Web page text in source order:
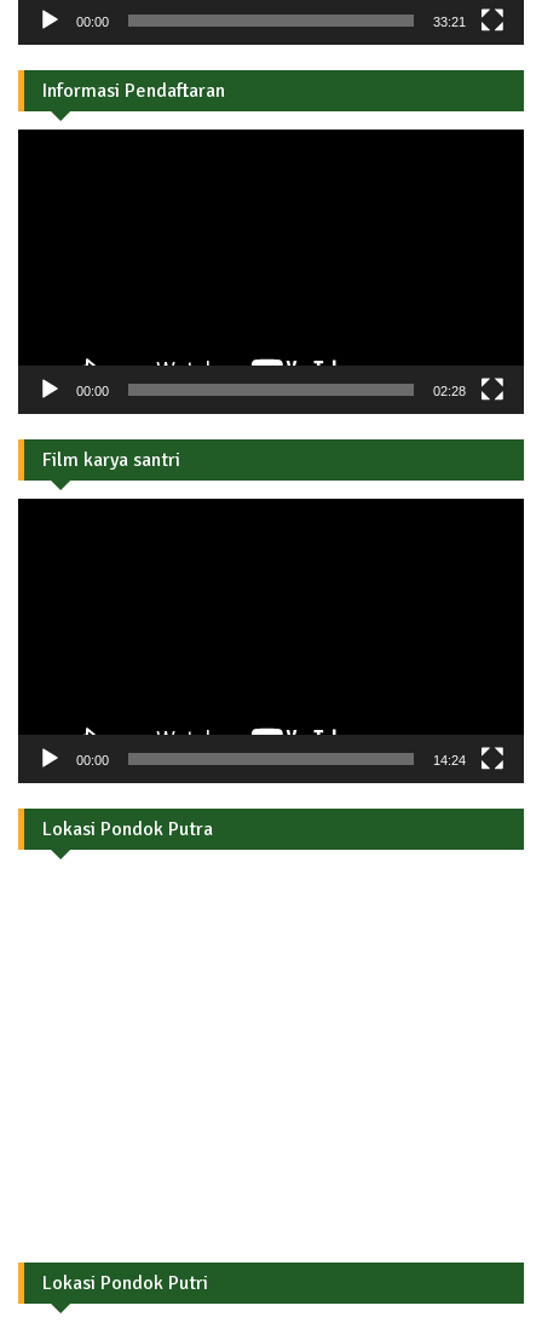
00:00 33:21
Informasi Pendaftaran
00:00 02:28
Film karya santri
00:00 14:24
Lokasi Pondok Putra
Lokasi Pondok Putri